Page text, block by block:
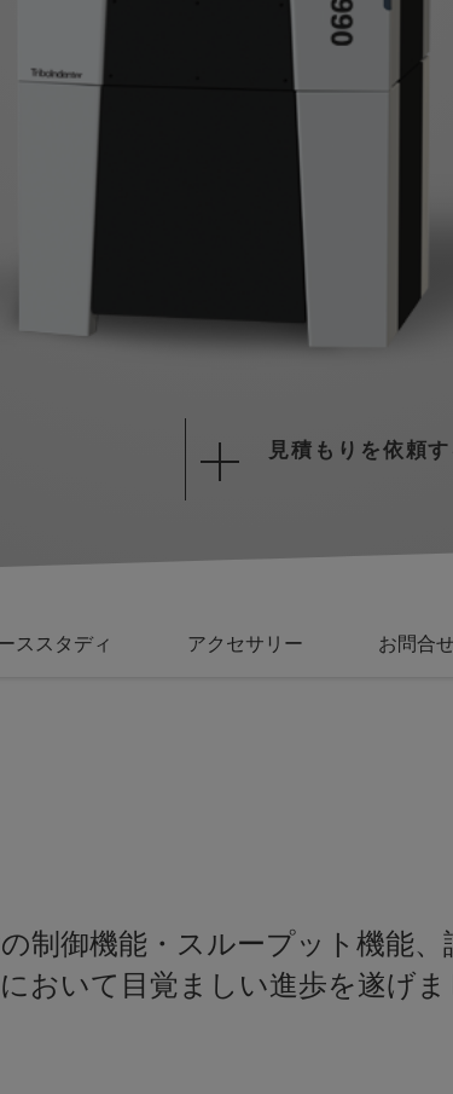
見積もりを依頼す
ススタディ アクセサリー お問合せ
制御機能・スループット機能
おいて目覚ましい進歩を遂げ